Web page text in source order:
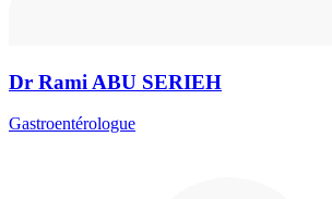
Dr Rami ABU SERIEH
Gastroentérologue